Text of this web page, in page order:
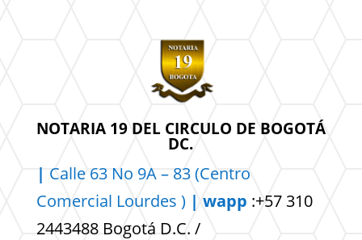
NOTARIA 19 DEL CIRCULO DE BOGOTÁ
DC.
| Calle 63 No 9A – 83 (Centro
Comercial Lourdes ) | wapp :+57 310
2443488 Bogotá D.C. /